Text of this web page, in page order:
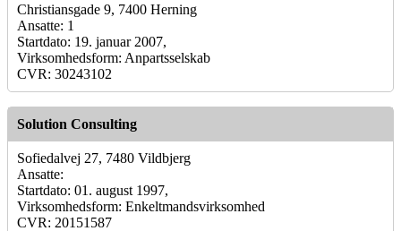
Christiansgade 9, 7400 Herning
Ansatte: 1
Startdato: 19. januar 2007,
Virksomhedsform: Anpartsselskab
CVR: 30243102
Solution Consulting
Sofiedalvej 27, 7480 Vildbjerg
Ansatte:
Startdato: 01. august 1997,
Virksomhedsform: Enkeltmandsvirksomhed
CVR: 20151587